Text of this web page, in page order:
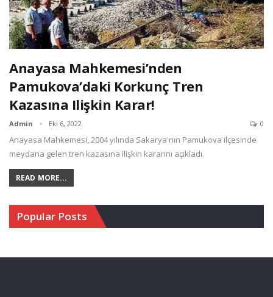
Anayasa Mahkemesi’nden
Pamukova’daki Korkunç Tren
Kazasına Ilişkin Karar!
Admin Eki 6, 2022 0
Anayasa Mahkemesi, 2004 yılında Sakarya'nın Pamukova ilçesinde
meydana gelen tren kazasına ilişkin kararını açıkladı.
READ MORE...
Popular Posts